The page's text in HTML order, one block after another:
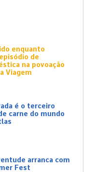
enquanto
de
na povoação
Viagem
é o terceiro
carne do mundo
arranca com
Fest